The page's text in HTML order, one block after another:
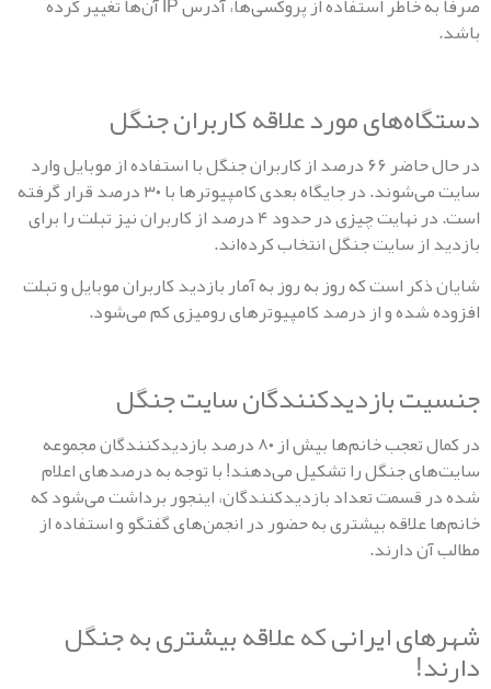
مورد علاقه کاربران جنگل
در حال حاضر ۶۶ درصد از کاربران جنگل با استفاده از موبایل وارد
سایت می‌شوند. در جایگاه بعدی کامپیوترها با ۳۰ درصد قرار گرفته
است. در نهایت چیزی در حدود ۴ درصد از کاربران نیز تبلت را برای
سایت جنگل انتخاب کرده‌اند.
است که روز به روز به آمار بازدید کاربران موبایل و تبلت
و از درصد کامپیوترهای رومیزی کم می‌شود.
بازدیدکنندگان سایت جنگل
در کمال تعجب خانم‌ها بیش از ۸۰ درصد بازدیدکنندگان مجموعه
جنگل را تشکیل می‌دهند! با توجه به درصدهای اعلام
تعداد بازدیدکنندگان، اینجور برداشت می‌شود که
بیشتری به حضور در انجمن‌های گفتگو و استفاده از
دارند.
ایرانی که علاقه بیشتری به جنگل